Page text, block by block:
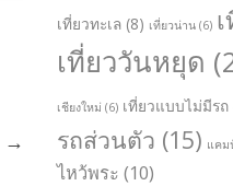
→
เที่ยวทะเล (8) เที่ยวน่าน (6)
เที่ยววันหยุด
เชียงใหม่ (6) เที่ยวแบบไม่มีรถ
รถส่วนตัว (15) แคม
ไหว้พระ (10)